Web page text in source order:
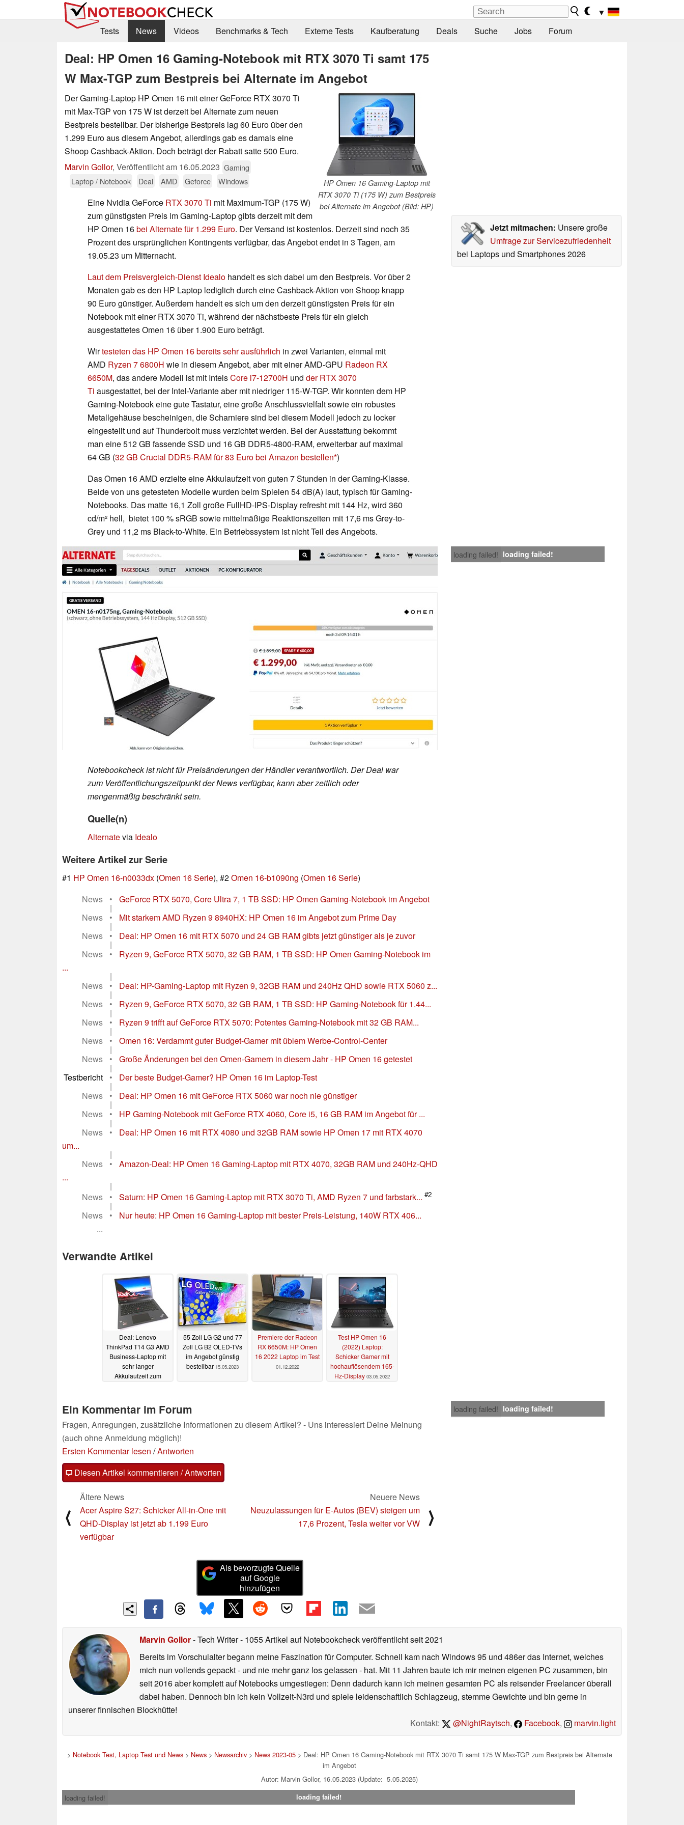
▼
Tests
News Videos Benchmarks & Tech Externe Tests Kaufberatung Deals Suche Jobs Forum
Deal: HP Omen 16 Gaming-Notebook mit RTX 3070 Ti samt 175
W Max-TGP zum Bestpreis bei Alternate im Angebot
HP Omen 16 Gaming-Laptop mit
RTX 3070 Ti (175 W) zum Bestpreis
bei Alternate im Angebot (Bild: HP)
Der Gaming-Laptop HP Omen 16 mit einer GeForce RTX 3070 Ti
mit Max-TGP von 175 W ist derzeit bei Alternate zum neuen
Bestpreis bestellbar. Der bisherige Bestpreis lag 60 Euro über den
1.299 Euro aus diesem Angebot, allerdings gab es damals eine
Shoop Cashback-Aktion. Doch beträgt der Rabatt satte 500 Euro.
Marvin Gollor, Veröffentlicht am 16.05.2023 Gaming
Laptop / Notebook
Deal AMD Geforce Windows
Jetzt mitmachen: Unsere große
Umfrage zur Servicezufriedenheit
bei Laptops und Smartphones 2026
Eine Nvidia GeForce RTX 3070 Ti mit Maximum-TGP (175 W)
zum günstigsten Preis im Gaming-Laptop gibts derzeit mit dem
HP Omen 16bei Alternate für 1.299 Euro. Der Versand ist kostenlos. Derzeit sind noch 35
Prozent des ursprünglichen Kontingents verfügbar, das Angebot endet in 3 Tagen, am
19.05.23 um Mitternacht.
Laut dem Preisvergleich-Dienst Idealo handelt es sich dabei um den Bestpreis. Vor über 2
Monaten gab es den HP Laptop lediglich durch eine Cashback-Aktion von Shoop knapp
90 Euro günstiger. Außerdem handelt es sich um den derzeit günstigsten Preis für ein
Notebook mit einer RTX 3070 Ti, während der nächstbeste Preis für ein gleich
ausgestattetes Omen 16 über 1.900 Euro beträgt.
Wirtesteten das HP Omen 16 bereits sehr ausführlich in zwei Varianten, einmal mit
AMD Ryzen 7 6800H wie in diesem Angebot, aber mit einer AMD-GPU Radeon RX
6650M, das andere Modell ist mit IntelsCore i7-12700H und der RTX 3070
Ti ausgestattet, bei der Intel-Variante aber mit niedriger 115-W-TGP. Wir konnten dem HP
Gaming-Notebook eine gute Tastatur, eine große Anschlussvielfalt sowie ein robustes
Metallgehäuse bescheinigen, die Scharniere sind bei diesem Modell jedoch zu locker
eingestellt und auf Thunderbolt muss verzichtet werden. Bei der Ausstattung bekommt
man eine 512 GB fassende SSD und 16 GB DDR5-4800-RAM, erweiterbar auf maximal
64 GB (32 GB Crucial DDR5-RAM für 83 Euro bei Amazon bestellen )
Das Omen 16 AMD erzielte eine Akkulaufzeit von guten 7 Stunden in der Gaming-Klasse.
Beide von uns getesteten Modelle wurden beim Spielen 54 dB(A) laut, typisch für Gaming-
Notebooks. Das matte 16,1 Zoll große FullHD-IPS-Display refresht mit 144 Hz, wird 360
cd/m² hell, bietet 100 % sRGB sowie mittelmäßige Reaktionszeiten mit 17,6 ms Grey-to-
Grey und 11,2 ms Black-to-White. Ein Betriebssystem ist nicht Teil des Angebots.
loading failed! loading failed!
Notebookcheck ist nicht für Preisänderungen der Händler verantwortlich. Der Deal war
zum Veröffentlichungszeitpunkt der News verfügbar, kann aber zeitlich oder
mengenmäßig beschränkt sein.
Quelle(n)
Alternatevia Idealo
Weitere Artikel zur Serie
#1 HP Omen 16-n0033dx (Omen 16 Serie), #2Omen 16-b1090ng (Omen 16 Serie)
News
• GeForce RTX 5070, Core Ultra 7, 1 TB SSD: HP Omen Gaming-Notebook im Angebot
|
News
• Mit starkem AMD Ryzen 9 8940HX: HP Omen 16 im Angebot zum Prime Day
|
News
• Deal: HP Omen 16 mit RTX 5070 und 24 GB RAM gibts jetzt günstiger als je zuvor
|
News
•
Ryzen 9, GeForce RTX 5070, 32 GB RAM, 1 TB SSD: HP Omen Gaming-Notebook im
...
|
News
• Deal: HP-Gaming-Laptop mit Ryzen 9, 32GB RAM und 240Hz QHD sowie RTX 5060 z...
|
News
• Ryzen 9, GeForce RTX 5070, 32 GB RAM, 1 TB SSD: HP Gaming-Notebook für 1.44...
|
News
• Ryzen 9 trifft auf GeForce RTX 5070: Potentes Gaming-Notebook mit 32 GB RAM...
|
News
• Omen 16: Verdammt guter Budget-Gamer mit üblem Werbe-Control-Center
|
News
• Große Änderungen bei den Omen-Gamern in diesem Jahr - HP Omen 16 getestet
|
Testbericht
• Der beste Budget-Gamer? HP Omen 16 im Laptop-Test
|
News
• Deal: HP Omen 16 mit GeForce RTX 5060 war noch nie günstiger
|
News
• HP Gaming-Notebook mit GeForce RTX 4060, Core i5, 16 GB RAM im Angebot für ...
|
News
•
Deal: HP Omen 16 mit RTX 4080 und 32GB RAM sowie HP Omen 17 mit RTX 4070
um...
|
News
•
Amazon-Deal: HP Omen 16 Gaming-Laptop mit RTX 4070, 32GB RAM und 240Hz-QHD
...
|
News
• Saturn: HP Omen 16 Gaming-Laptop mit RTX 3070 Ti, AMD Ryzen 7 und farbstark... #2
|
News
•
Nur heute: HP Omen 16 Gaming-Laptop mit bester Preis-Leistung, 140W RTX 406...
...
Verwandte Artikel
Deal: Lenovo
ThinkPad T14 G3 AMD
Business-Laptop mit
sehr langer
Akkulaufzeit zum
55 Zoll LG G2 und 77
Zoll LG B2 OLED-TVs
im Angebot günstig
bestellbar 15.05.2023
Premiere der Radeon
RX 6650M: HP Omen
16 2022 Laptop im Test
01.12.2022
Test HP Omen 16
(2022) Laptop:
Schicker Gamer mit
hochauflösendem 165-
Hz-Display 03.05.2022
loading failed! loading failed!
Ein Kommentar im Forum
Fragen, Anregungen, zusätzliche Informationen zu diesem Artikel? - Uns interessiert Deine Meinung
(auch ohne Anmeldung möglich)!
Ersten Kommentar lesen /Antworten
Diesen Artikel kommentieren / Antworten
⟨
Ältere News
Acer Aspire S27: Schicker All-in-One mit
QHD-Display ist jetzt ab 1.199 Euro
verfügbar
Neuere News
Neuzulassungen für E-Autos (BEV) steigen um
17,6 Prozent, Tesla weiter vor VW
⟩
Als bevorzugte Quelle
auf Google
hinzufügen
Marvin Gollor- Tech Writer- 1055 Artikel auf Notebookcheck veröffentlichtseit 2021
Bereits im Vorschulalter begann meine Faszination für Computer. Schnell kam nach Windows 95 und 486er das Internet, welches
mich nun vollends gepackt - und nie mehr ganz los gelassen - hat. Mit 11 Jahren baute ich mir meinen eigenen PC zusammen, bin
seit 2016 aber komplett auf Notebooks umgestiegen: Denn dadurch kann ich meinen gesamten PC als reisender Freelancer überall
dabei haben. Dennoch bin ich kein Vollzeit-N3rd und spiele leidenschaftlich Schlagzeug, stemme Gewichte und bin gerne in
unserer finnischen Blockhütte!
Kontakt:
@NightRaytsch, Facebook, marvin.light
> Notebook Test, Laptop Test und News> News> Newsarchiv> News 2023-05> Deal: HP Omen 16 Gaming-Notebook mit RTX 3070 Ti samt 175 W Max-TGP zum Bestpreis bei Alternate
im Angebot
Autor: Marvin Gollor, 16.05.2023 (Update: 5.05.2025)
loading failed!
loading failed!